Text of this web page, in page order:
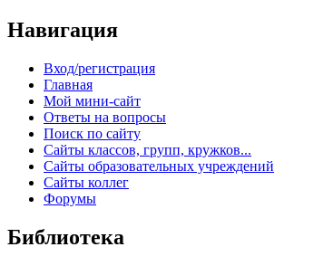
Навигация
Вход/регистрация
Главная
Мой мини-сайт
Ответы на вопросы
Поиск по сайту
Сайты классов, групп, кружков...
Сайты образовательных учреждений
Сайты коллег
Форумы
Библиотека